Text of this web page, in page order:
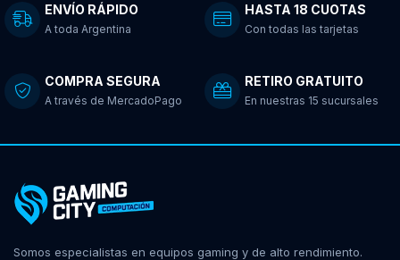
ENVÍO RÁPIDO
A toda Argentina
HASTA 18 CUOTAS
Con todas las tarjetas
COMPRA SEGURA
A través de MercadoPago
RETIRO GRATUITO
En nuestras 15 sucursales
Somos especialistas en equipos gaming y de alto rendimiento.